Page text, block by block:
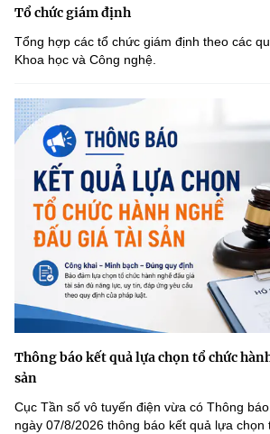
Tổ chức giám định
Tổng hợp các tổ chức giám định theo các
Khoa học và Công nghệ.
Thông báo kết quả lựa chọn tổ chức
sản
Cục Tần số vô tuyến điện vừa có Thông
ngày 07/8/2026 thông báo kết quả lựa chọn